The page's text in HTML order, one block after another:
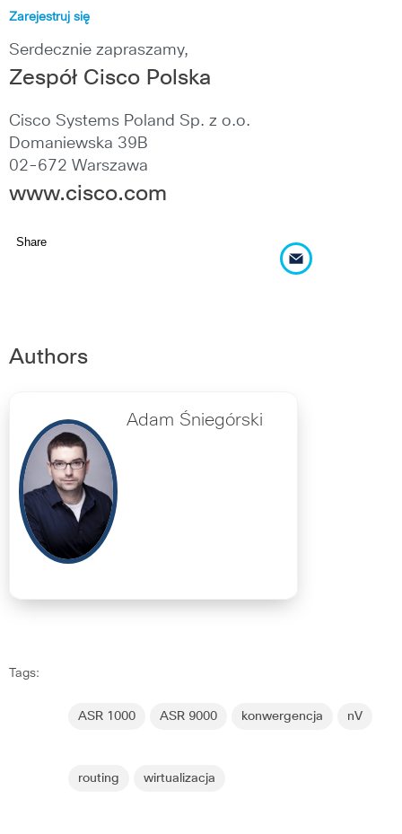
Zarejestruj się
Serdecznie zapraszamy,
Zespół Cisco Polska
Cisco Systems Poland Sp. z o.o.
Domaniewska 39B
02-672 Warszawa
www.cisco.com
Share
Authors
Adam Śniegórski
Tags:
ASR 1000 ASR 9000 konwergencja nV
routing wirtualizacja